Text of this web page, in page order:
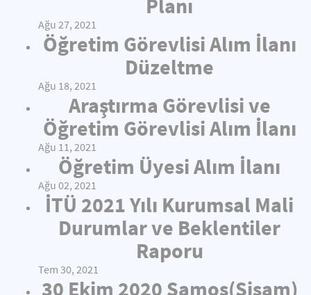
Planı
Ağu 27, 2021
Öğretim Görevlisi Alım İlanı
Düzeltme
Ağu 18, 2021
Araştırma Görevlisi ve
Öğretim Görevlisi Alım İlanı
Ağu 11, 2021
Öğretim Üyesi Alım İlanı
Ağu 02, 2021
İTÜ 2021 Yılı Kurumsal Mali
Durumlar ve Beklentiler
Raporu
Tem 30, 2021
30 Ekim 2020 Samos(Sisam)